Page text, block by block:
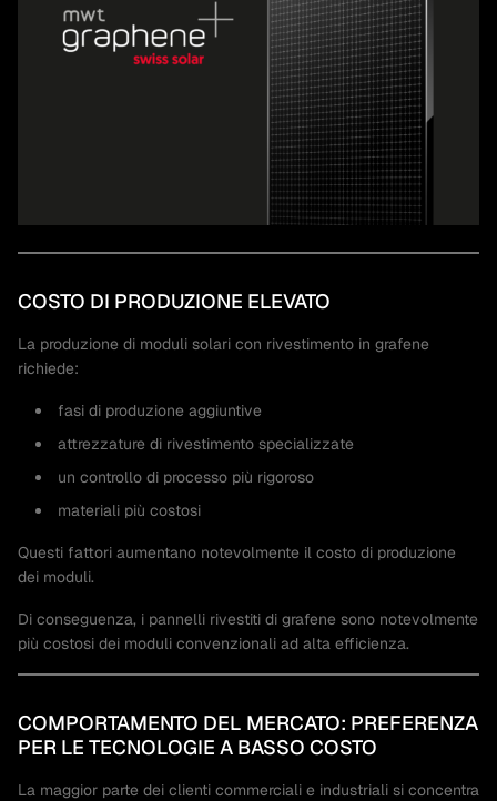
COSTO DI PRODUZIONE ELEVATO
La produzione di moduli solari con rivestimento in grafene
richiede:
fasi di produzione aggiuntive
attrezzature di rivestimento specializzate
un controllo di processo più rigoroso
materiali più costosi
Questi fattori aumentano notevolmente il costo di produzione
dei moduli.
Di conseguenza, i pannelli rivestiti di grafene sono notevolmente
più costosi dei moduli convenzionali ad alta efficienza.
COMPORTAMENTO DEL MERCATO: PREFERENZA
PER LE TECNOLOGIE A BASSO COSTO
La maggior parte dei clienti commerciali e industriali si concentra